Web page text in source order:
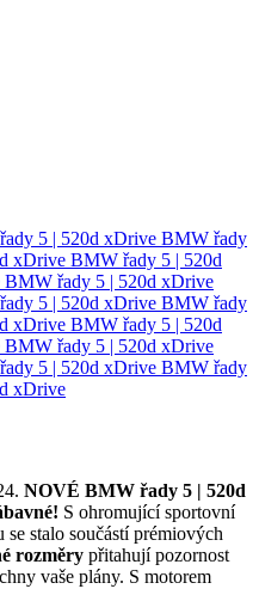
5 | 520d xDrive BMW řady
xDrive BMW řady 5 | 520d
BMW řady 5 | 520d xDrive
5 | 520d xDrive BMW řady
xDrive BMW řady 5 | 520d
BMW řady 5 | 520d xDrive
5 | 520d xDrive BMW řady
xDrive
NOVÉ BMW řady 5 | 520d
S ohromující sportovní
stalo součástí prémiových
rozměry přitahují pozornost
vaše plány. S motorem